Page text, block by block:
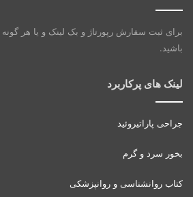
برای ثبت سفارش رپورتاژ و بک لینک و یا هر گونه
باشید.
لینک های پرکاربرد
جراحی پاراتیروئید
بخور سرد و گرم
کتاب روانشناسی و روانپزشکی